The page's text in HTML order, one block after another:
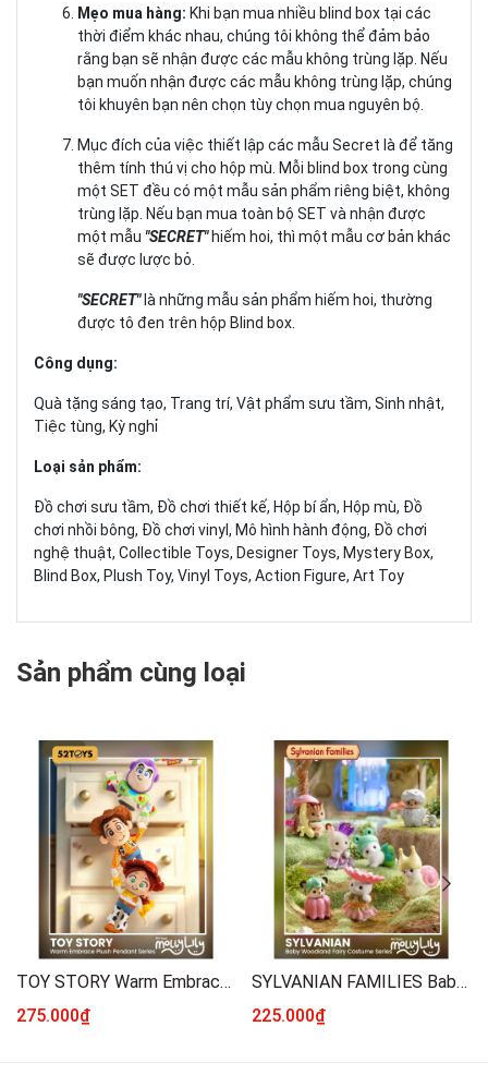
Mẹo mua hàng: Khi bạn mua nhiều blind box tại các
thời điểm khác nhau, chúng tôi không thể đảm bảo
rằng bạn sẽ nhận được các mẫu không trùng lặp. Nếu
bạn muốn nhận được các mẫu không trùng lặp, chúng
tôi khuyên bạn nên chọn tùy chọn mua nguyên bộ.
Mục đích của việc thiết lập các mẫu Secret là để tăng
thêm tính thú vị cho hộp mù. Mỗi blind box trong cùng
một SET đều có một mẫu sản phẩm riêng biệt, không
trùng lặp. Nếu bạn mua toàn bộ SET và nhận được
một mẫu "SECRET"hiếm hoi, thì một mẫu cơ bản khác
sẽ được lược bỏ.
"SECRET"là những mẫu sản phẩm hiếm hoi, thường
được tô đen trên hộp Blind box.
Công dụng:
Quà tặng sáng tạo, Trang trí, Vật phẩm sưu tầm, Sinh nhật,
Tiệc tùng, Kỳ nghỉ
Loại sản phẩm:
Đồ chơi sưu tầm, Đồ chơi thiết kế, Hộp bí ẩn, Hộp mù, Đồ
chơi nhồi bông, Đồ chơi vinyl, Mô hình hành động, Đồ chơi
nghệ thuật, Collectible Toys, Designer Toys, Mystery Box,
Blind Box, Plush Toy, Vinyl Toys, Action Figure, Art Toy
Sản phẩm cùng loại
TOY STORY Warm Embrace Plush Keychain Series
275.000₫
SYLVANIAN FAMILIES Baby Woodland Fairy Costume Series
225.000₫